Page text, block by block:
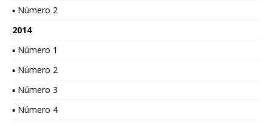
▪ Número 2
2014
▪ Número 1
▪ Número 2
▪ Número 3
▪ Número 4